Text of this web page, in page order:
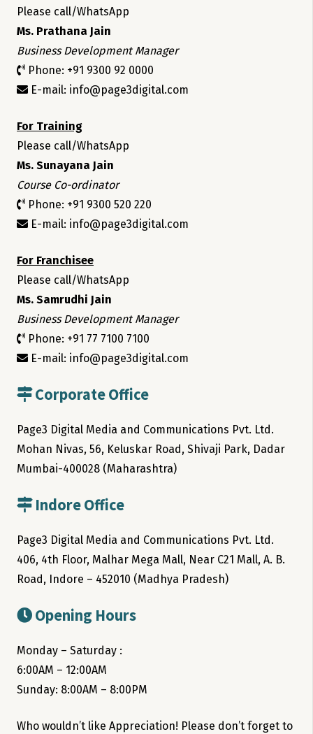
Please call/WhatsApp
Ms. Prathana Jain
Business Development Manager
Phone: +91 9300 92 0000
E-mail: info@page3digital.com
For Training
Please call/WhatsApp
Ms. Sunayana Jain
Course Co-ordinator
Phone: +91 9300 520 220
E-mail: info@page3digital.com
For Franchisee
Please call/WhatsApp
Ms. Samrudhi Jain
Business Development Manager
Phone: +91 77 7100 7100
E-mail: info@page3digital.com
Corporate Office
Page3 Digital Media and Communications Pvt. Ltd.
Mohan Nivas, 56, Keluskar Road, Shivaji Park, Dadar
Mumbai-400028 (Maharashtra)
Indore Office
Page3 Digital Media and Communications Pvt. Ltd.
406, 4th Floor, Malhar Mega Mall, Near C21 Mall, A. B.
Road, Indore – 452010 (Madhya Pradesh)
Opening Hours
Monday – Saturday :
6:00AM – 12:00AM
Sunday: 8:00AM – 8:00PM
Who wouldn’t like Appreciation! Please don’t forget to